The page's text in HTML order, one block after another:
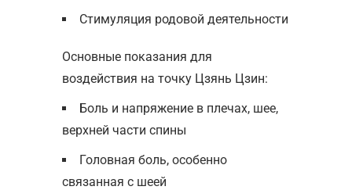
Стимуляция родовой деятельности
Основные показания для
воздействия на точку Цзянь Цзин:
Боль и напряжение в плечах, шее,
верхней части спины
Головная боль, особенно
связанная с шеей